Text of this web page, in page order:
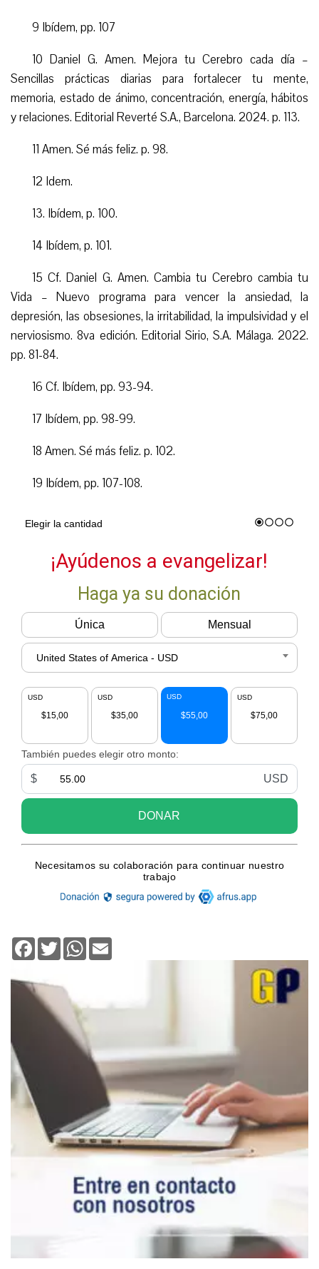
9 Ibídem, pp. 107
10 Daniel G. Amen. Mejora tu Cerebro cada día –
Sencillas prácticas diarias para fortalecer tu mente,
memoria, estado de ánimo, concentración, energía, hábitos
y relaciones. Editorial Reverté S.A., Barcelona. 2024. p. 113.
11 Amen. Sé más feliz. p. 98.
12 Idem.
13. Ibídem, p. 100.
14 Ibídem, p. 101.
15 Cf. Daniel G. Amen. Cambia tu Cerebro cambia tu
Vida – Nuevo programa para vencer la ansiedad, la
depresión, las obsesiones, la irritabilidad, la impulsividad y el
nerviosismo. 8va edición. Editorial Sirio, S.A. Málaga. 2022.
pp. 81-84.
16 Cf. Ibídem, pp. 93-94.
17 Ibídem, pp. 98-99.
18 Amen. Sé más feliz. p. 102.
19 Ibídem, pp. 107-108.
Facebook
TwitterWhatsApp